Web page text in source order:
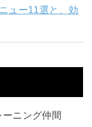
ュー11選と、効
ーニング仲間